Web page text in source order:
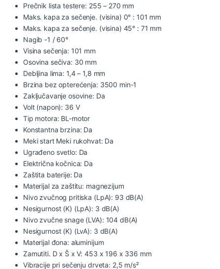
Prečnik lista testere: 255 – 270 mm
Maks. kapa za sečenje. (visina) 0° : 101 mm
Maks. kapa za sečenje. (visina) 45° : 71 mm
Nagib -1 / 60°
Visina sečenja: 101 mm
Osovina sečiva: 30 mm
Debljina lima: 1,4 – 1,8 mm
Brzina bez opterećenja: 3500 min-1
Zaključavanje osovine: Da
Volt (napon): 36 V
Tip motora: BL-motor
Konstantna brzina: Da
Meki start Meki rukohvat: Da
Ugrađeno svetlo: Da
Električna kočnica: Da
Zaštita baterije: Da
Materijal za zaštitu: magnezijum
Nivo zvučnog pritiska (LpA): 93 dB(A)
Nesigurnost (K) (LpA): 3 dB(A)
Nivo zvučne snage (LVA): 104 dB(A)
Nesigurnost (K) (LvA): 3 dB(A)
Materijal đona: aluminijum
Zamutiti. D x Š x V: 453 x 196 x 336 mm
Vibracije pri sečenju drveta: 2,5 m/s²